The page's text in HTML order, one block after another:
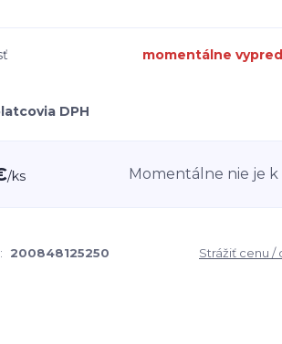
momentálne
DPH
/ks Momentálne nie je k
200848125250 Strážiť cenu /